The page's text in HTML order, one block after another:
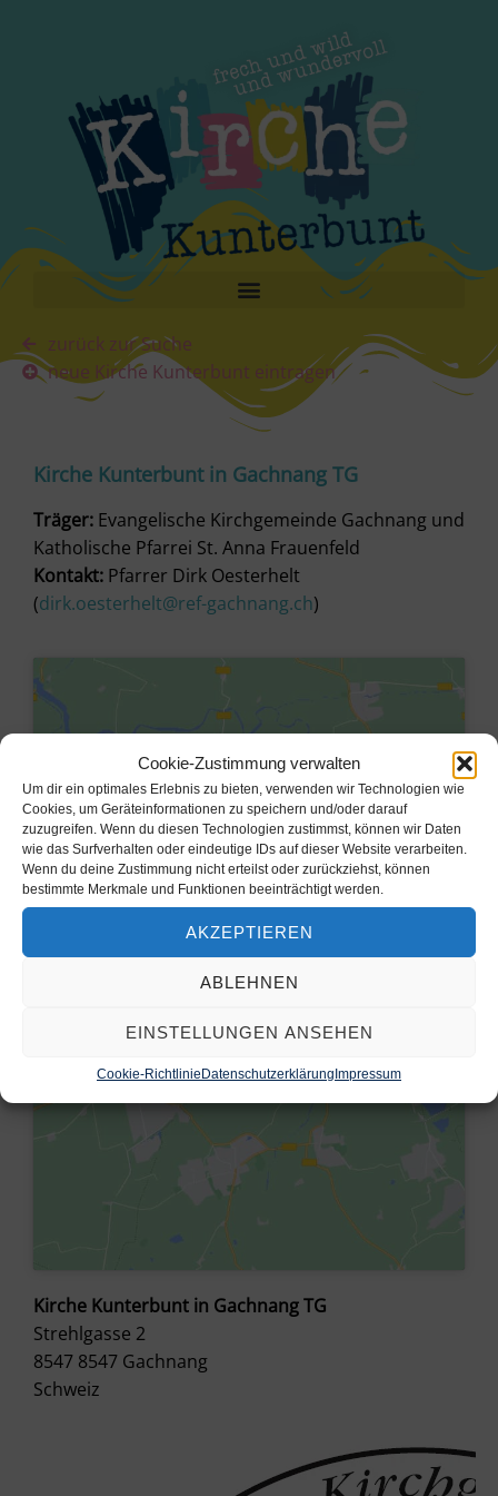
Cookie-Zustimmung verwalten
Um dir ein optimales Erlebnis zu bieten, verwenden wir Technologien wie
Cookies, um Geräteinformationen zu speichern und/oder darauf
zuzugreifen. Wenn du diesen Technologien zustimmst, können wir Daten
wie das Surfverhalten oder eindeutige IDs auf dieser Website verarbeiten.
Wenn du deine Zustimmung nicht erteilst oder zurückziehst, können
bestimmte Merkmale und Funktionen beeinträchtigt werden.
AKZEPTIEREN
ABLEHNEN
EINSTELLUNGEN ANSEHEN
Cookie-Richtlinie Datenschutzerklärung Impressum
zurück zur Suche
neue Kirche Kunterbunt eintragen
Kirche Kunterbunt in Gachnang TG
Träger: Evangelische Kirchgemeinde Gachnang und
Katholische Pfarrei St. Anna Frauenfeld
Kontakt: Pfarrer Dirk Oesterhelt
(dirk.oesterhelt@ref-gachnang.ch)
Klicke hier, um Marketing-Cookies
zu akzeptieren und diesen Inhalt zu
aktivieren
Kirche Kunterbunt in Gachnang TG
Strehlgasse 2
8547 8547 Gachnang
Schweiz